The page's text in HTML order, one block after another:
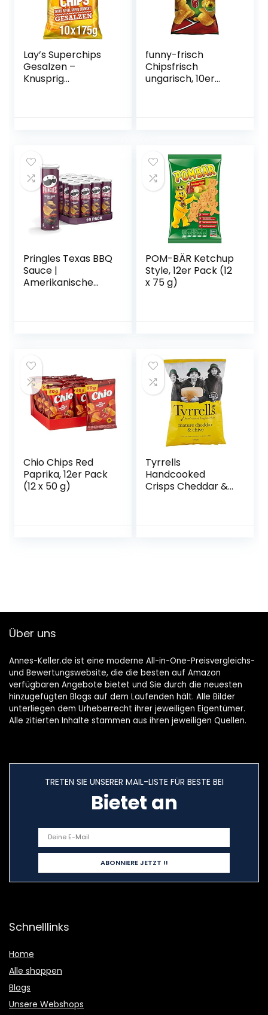
Lay’s Superchips
Gesalzen –
Knusprig
funny-frisch
Chipsfrisch
ungarisch, 10er
Pringles Texas BBQ
Sauce |
Amerikanische
POM-BÄR Ketchup
Style, 12er Pack (12
x 75 g)
Chio Chips Red
Paprika, 12er Pack
(12 x 50 g)
Tyrrells
Handcooked
Crisps Cheddar &
Über uns
Annes-Keller.de ist eine moderne All-in-One-Preisvergleichs-
und Bewertungswebsite, die die besten auf Amazon
verfügbaren Angebote bietet und Sie durch die neuesten
hinzugefügten Blogs auf dem Laufenden hält. Alle Bilder
unterliegen dem Urheberrecht ihrer jeweiligen Eigentümer.
Alle zitierten Inhalte stammen aus ihren jeweiligen Quellen.
TRETEN SIE UNSERER MAIL-LISTE FÜR BESTE BEI
Bietet an
Schnelllinks
Home
Alle shoppen
Blogs
Unsere Webshops